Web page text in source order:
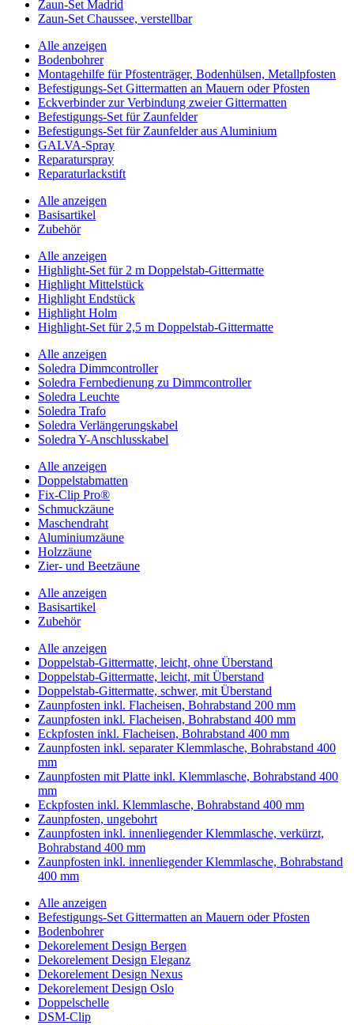
Zaun-Set Madrid
Zaun-Set Chaussee, verstellbar
Alle anzeigen
Bodenbohrer
Montagehilfe für Pfostenträger, Bodenhülsen, Metallpfosten
Befestigungs-Set Gittermatten an Mauern oder Pfosten
Eckverbinder zur Verbindung zweier Gittermatten
Befestigungs-Set für Zaunfelder
Befestigungs-Set für Zaunfelder aus Aluminium
GALVA-Spray
Reparaturspray
Reparaturlackstift
Alle anzeigen
Basisartikel
Zubehör
Alle anzeigen
Highlight-Set für 2 m Doppelstab-Gittermatte
Highlight Mittelstück
Highlight Endstück
Highlight Holm
Highlight-Set für 2,5 m Doppelstab-Gittermatte
Alle anzeigen
Soledra Dimmcontroller
Soledra Fernbedienung zu Dimmcontroller
Soledra Leuchte
Soledra Trafo
Soledra Verlängerungskabel
Soledra Y-Anschlusskabel
Alle anzeigen
Doppelstabmatten
Fix-Clip Pro®
Schmuckzäune
Maschendraht
Aluminiumzäune
Holzzäune
Zier- und Beetzäune
Alle anzeigen
Basisartikel
Zubehör
Alle anzeigen
Doppelstab-Gittermatte, leicht, ohne Überstand
Doppelstab-Gittermatte, leicht, mit Überstand
Doppelstab-Gittermatte, schwer, mit Überstand
Zaunpfosten inkl. Flacheisen, Bohrabstand 200 mm
Zaunpfosten inkl. Flacheisen, Bohrabstand 400 mm
Eckpfosten inkl. Flacheisen, Bohrabstand 400 mm
Zaunpfosten inkl. separater Klemmlasche, Bohrabstand 400
mm
Zaunpfosten mit Platte inkl. Klemmlasche, Bohrabstand 400
mm
Eckpfosten inkl. Klemmlasche, Bohrabstand 400 mm
Zaunpfosten, ungebohrt
Zaunpfosten inkl. innenliegender Klemmlasche, verkürzt,
Bohrabstand 400 mm
Zaunpfosten inkl. innenliegender Klemmlasche, Bohrabstand
400 mm
Alle anzeigen
Befestigungs-Set Gittermatten an Mauern oder Pfosten
Bodenbohrer
Dekorelement Design Bergen
Dekorelement Design Eleganz
Dekorelement Design Nexus
Dekorelement Design Oslo
Doppelschelle
DSM-Clip